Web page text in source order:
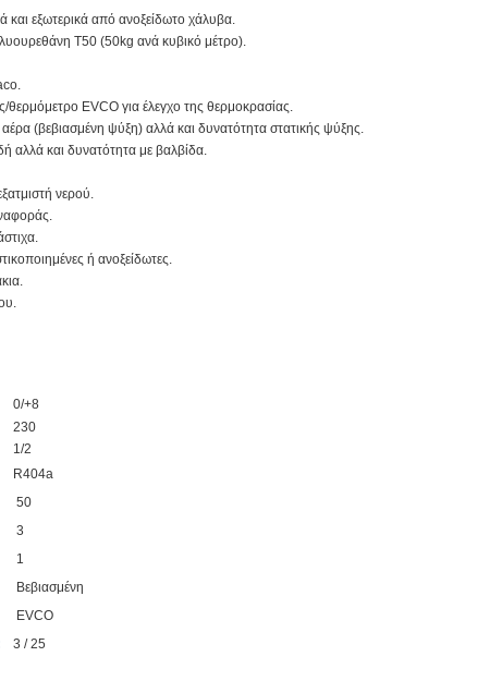
και εξωτερικά από ανοξείδωτο χάλυβα.
Τ50 (50kg ανά κυβικό μέτρο).
θερμόμετρο EVCO για έλεγχο της θερμοκρασίας.
(βεβιασμένη ψύξη) αλλά και δυνατότητα στατικής ψύξης.
αλλά και δυνατότητα με βαλβίδα.
νερού.
ή ανοξείδωτες.
0/+8
230
1/2
R404a
50
3
1
Βεβιασμένη
EVCO
3 / 25